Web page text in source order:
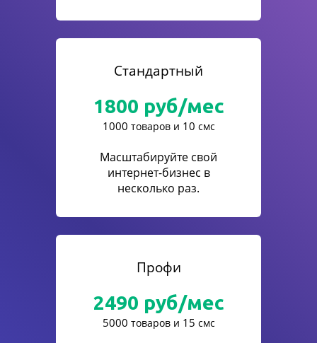
Стандартный
1800 руб/мес
1000 товаров и 10 смс
Масштабируйте свой
интернет-бизнес в
несколько раз.
Профи
2490 руб/мес
5000 товаров и 15 смс